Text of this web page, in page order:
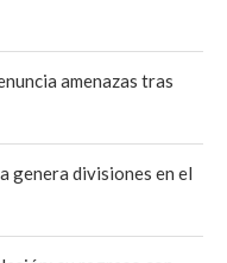
amenazas tras
genera divisiones en el